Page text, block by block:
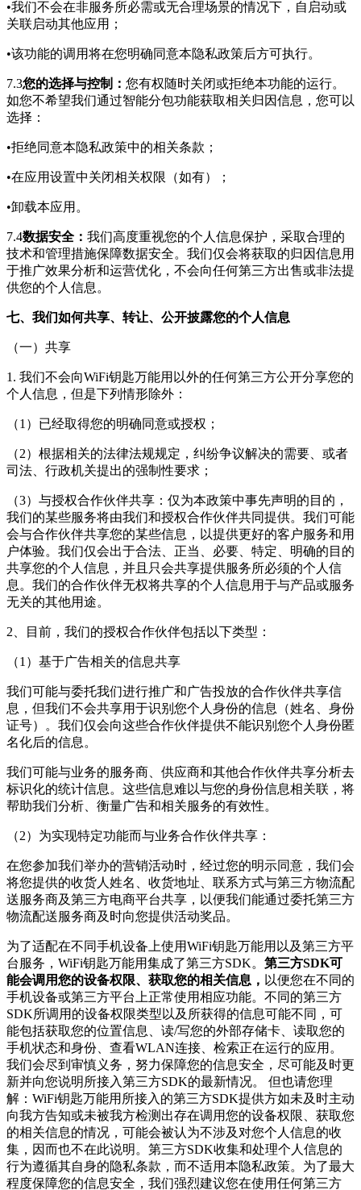
•我们不会在非服务所必需或无合理场景的情况下，自启动或
关联启动其他应用；
•该功能的调用将在您明确同意本隐私政策后方可执行。
7.3您的选择与控制： 您有权随时关闭或拒绝本功能的运行。
如您不希望我们通过智能分包功能获取相关归因信息，您可以
选择：
•拒绝同意本隐私政策中的相关条款；
•在应用设置中关闭相关权限（如有）；
•卸载本应用。
7.4数据安全： 我们高度重视您的个人信息保护，采取合理的
技术和管理措施保障数据安全。我们仅会将获取的归因信息用
于推广效果分析和运营优化，不会向任何第三方出售或非法提
供您的个人信息。
七、我们如何共享、转让、公开披露您的个人信息
（一）共享
1. 我们不会向WiFi钥匙万能用 以外的任何第三方公开分享您的
个人信息，但是下列情形除外：
（1）已经取得您的明确同意或授权；
（2）根据相关的法律法规规定，纠纷争议解决的需要、或者
司法、行政机关提出的强制性要求；
（3）与授权合作伙伴共享：仅为本政策中事先声明的目的，
我们的某些服务将由我们和授权合作伙伴共同提供。我们可能
会与合作伙伴共享您的某些信息，以提供更好的客户服务和用
户体验。我们仅会出于合法、正当、必要、特定、明确的目的
共享您的个人信息，并且只会共享提供服务所必须的个人信
息。我们的合作伙伴无权将共享的个人信息用于与产品或服务
无关的其他用途。
2、目前，我们的授权合作伙伴包括以下类型：
（1）基于广告相关的信息共享
我们可能与委托我们进行推广和广告投放的合作伙伴共享信
息，但我们不会共享用于识别您个人身份的信息（姓名、身份
证号）。我们仅会向这些合作伙伴提供不能识别您个人身份匿
名化后的信息。
我们可能与业务的服务商、供应商和其他合作伙伴共享分析去
标识化的统计信息。这些信息难以与您的身份信息相关联，将
帮助我们分析、衡量广告和相关服务的有效性。
（2）为实现特定功能而与业务合作伙伴共享：
在您参加我们举办的营销活动时，经过您的明示同意，我们会
将您提供的收货人姓名、收货地址、联系方式与第三方物流配
送服务商及第三方电商平台共享，以便我们能通过委托第三方
物流配送服务商及时向您提供活动奖品。
为了适配在不同手机设备上使用WiFi钥匙万能用 以及第三方平
台服务， WiFi钥匙万能用集成了第三方SDK。 第三方SDK可
能会调用您的设备权限、获取您的相关信息， 以便您在不同的
手机设备或第三方平台上正常使用相应功能。不同的第三方
SDK所调用的设备权限类型以及所获得的信息可能不同，可
能包括获取您的位置信息、读/写您的外部存储卡、读取您的
手机状态和身份、查看WLAN连接、检索正在运行的应用。
我们会尽到审慎义务，努力保障您的信息安全，尽可能及时更
新并向您说明所接入第三方SDK的最新情况。 但也请您理
解： WiFi钥匙万能用 所接入的第三方SDK提供方如未及时主动
向我方告知或未被我方检测出存在调用您的设备权限、获取您
的相关信息的情况，可能会被认为不涉及对您个人信息的收
集，因而也不在此说明。第三方SDK收集和处理个人信息的
行为遵循其自身的隐私条款，而不适用本隐私政策。为了最大
程度保障您的信息安全，我们强烈建议您在使用任何第三方